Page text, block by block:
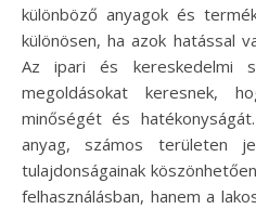
különböző anyagok és
különösen, ha azok hatással
Az ipari és kereskedelmi
megoldásokat keresnek,
minőségét és
anyag, számos területen
tulajdonságainak
felhasználásban, hanem a